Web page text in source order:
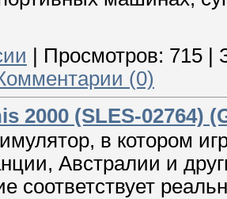
| Просмотров: 715 |
(0)
2000 (SLES-02764)
в котором
Австралии и
соответствует